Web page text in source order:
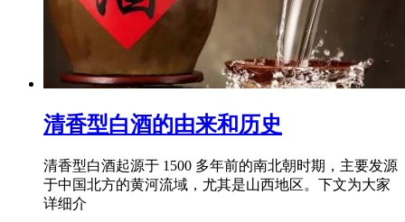
清香型白酒的由来和历史
清香型白酒起源于 1500 多年前的南北朝时期，主要发源
于中国北方的黄河流域，尤其是山西地区。下文为大家
详细介